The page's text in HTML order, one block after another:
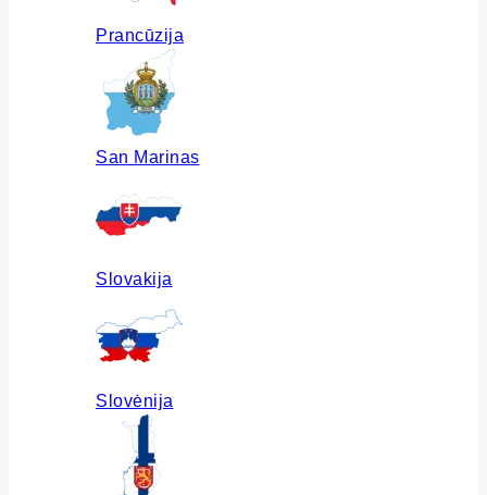
Prancūzija
San Marinas
Slovakija
Slovėnija